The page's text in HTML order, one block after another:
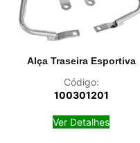
Alça Traseira Esportiva
Código:
100301201
Ver Detalhes